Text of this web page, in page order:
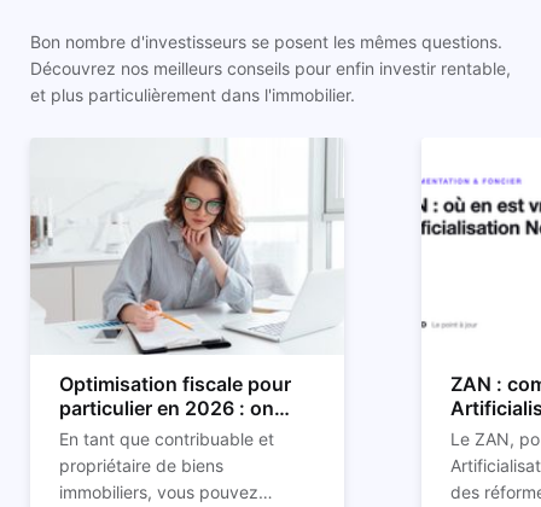
Bon nombre d'investisseurs se posent les mêmes questions.
Découvrez nos meilleurs conseils pour enfin investir rentable,
et plus particulièrement dans l'immobilier.
Optimisation fiscale pour
particulier en 2026 : on
vous explique tout
En tant que contribuable et
propriétaire de biens
immobiliers, vous pouvez
ZAN :
son
Le ZAN,
des